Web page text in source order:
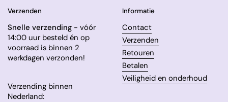
Verzenden
Snelle verzending - vóór
14:00 uur besteld én op
voorraad is binnen 2
werkdagen verzonden!
Verzending binnen
Nederland:
Informatie
Contact
Verzenden
Retouren
Betalen
Veiligheid en onderhoud